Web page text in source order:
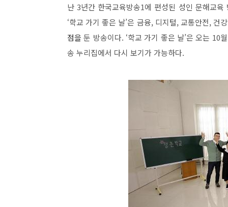
난3년간 한국교육방송1에 편성된 성인 문해교
‘학교 가기 좋은 날’은 금융, 디지털,교통안전,건
점을 둔 방송이다. ‘학교 가기 좋은 날’은 오는 10
송 누리집에서 다시 보기가 가능하다.